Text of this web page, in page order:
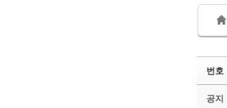
번호
공지